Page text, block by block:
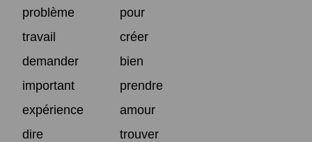
problème
pour
travail
créer
demander
bien
important
prendre
expérience
amour
dire
trouver